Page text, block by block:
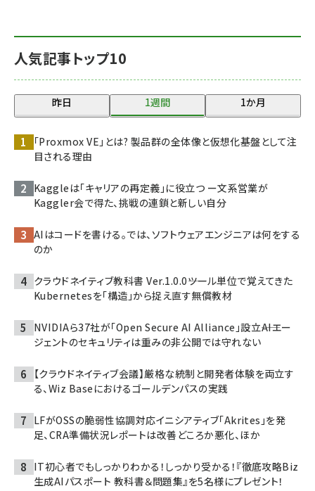
人気記事トップ10
昨日 1週間 1か月
「Proxmox VE」とは? 製品群の全体像と仮想化基盤として注
目される理由
Kaggleは「キャリアの再定義」に役立つ ー文系営業が
Kaggler会で得た、挑戦の連鎖と新しい自分
AIはコードを書ける。では、ソフトウェアエンジニアは何をする
のか
クラウドネイティブ教科書 Ver.1.0.0――ツール単位で覚えてきた
Kubernetesを「構造」から捉え直す無償教材
NVIDIAら37社が「Open Secure AI Alliance」設立――AIエー
ジェントのセキュリティは重みの非公開では守れない
【クラウドネイティブ会議】厳格な統制と開発者体験を両立す
る、Wiz Baseにおけるゴールデンパスの実践
LFがOSSの脆弱性協調対応イニシアティブ「Akrites」を発
足、CRA準備状況レポートは改善どころか悪化、ほか
IT初心者でもしっかりわかる！しっかり受かる！『徹底攻略Biz
生成AIパスポート 教科書＆問題集』を5名様にプレゼント！